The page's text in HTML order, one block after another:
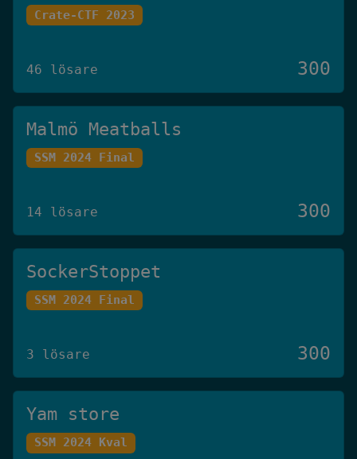
Crate-CTF 2023
46 lösare 300
Malmö Meatballs
SSM 2024 Final
14 lösare 300
SockerStoppet
SSM 2024 Final
3 lösare 300
Yam store
SSM 2024 Kval